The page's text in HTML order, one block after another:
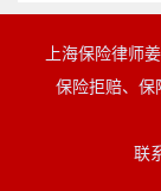
上海保险律师
保险拒赔、
联